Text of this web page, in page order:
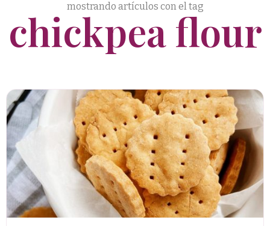
mostrando artículos con el tag
chickpea flour